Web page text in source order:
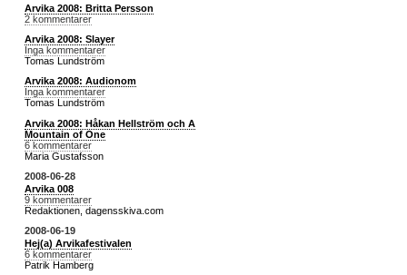
Arvika 2008: Britta Persson
2 kommentarer
Arvika 2008: Slayer
Inga kommentarer
Tomas Lundström
Arvika 2008: Audionom
Inga kommentarer
Tomas Lundström
Arvika 2008: Håkan Hellström och A
Mountain of One
6 kommentarer
Maria Gustafsson
2008-06-28
Arvika 008
9 kommentarer
Redaktionen, dagensskiva.com
2008-06-19
Hej(a) Arvikafestivalen
6 kommentarer
Patrik Hamberg